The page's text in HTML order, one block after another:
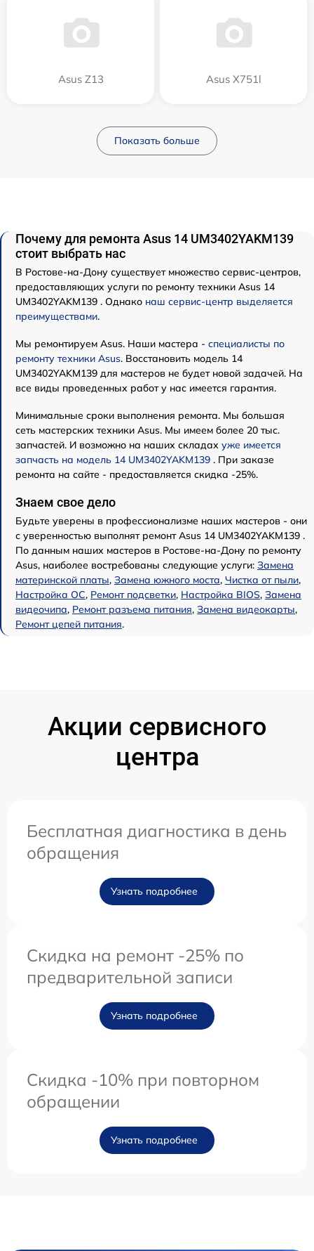
Asus Z13 Asus X751l
Показать больше
Почему для ремонта Asus 14 UM3402YAKM139
стоит выбрать нас
В Ростове-на-Дону существует множество сервис-центров,
предоставляющих услуги по ремонту техники Asus 14
UM3402YAKM139 . Однако наш сервис-центр выделяется
преимуществами.
Мы ремонтируем Asus. Наши мастера - специалисты по
ремонту техники Asus. Восстановить модель 14
UM3402YAKM139 для мастеров не будет новой задачей. На
все виды проведенных работ у нас имеется гарантия.
Минимальные сроки выполнения ремонта. Мы большая
сеть мастерских техники Asus. Мы имеем более 20 тыс.
запчастей. И возможно на наших складах уже имеется
запчасть на модель 14 UM3402YAKM139 . При заказе
ремонта на сайте - предоставляется скидка -25%.
Знаем свое дело
Будьте уверены в профессионализме наших мастеров - они
с уверенностью выполнят ремонт Asus 14 UM3402YAKM139 .
По данным наших мастеров в Ростове-на-Дону по ремонту
Asus, наиболее востребованы следующие услуги: Замена
материнской платы, Замена южного моста, Чистка от пыли,
Настройка ОС, Ремонт подсветки, Настройка BIOS, Замена
видеочипа, Ремонт разъема питания, Замена видеокарты,
Ремонт цепей питания.
Акции сервисного
центра
Бесплатная диагностика в день
обращения
Узнать подробнее
Скидка на ремонт -25% по
предварительной записи
Узнать подробнее
Скидка -10% при повторном
обращении
Узнать подробнее